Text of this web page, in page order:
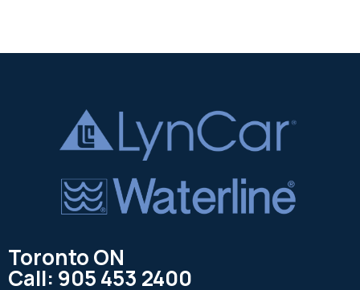
Toronto ON
Call: 905 453 2400